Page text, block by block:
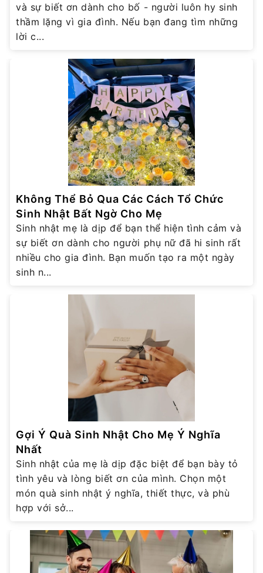
và sự biết ơn dành cho bố - người luôn hy sinh
thầm lặng vì gia đình. Nếu bạn đang tìm những
lời c...
Không Thể Bỏ Qua Các Cách Tổ Chức
Sinh Nhật Bất Ngờ Cho Mẹ
Sinh nhật mẹ là dịp để bạn thể hiện tình cảm và
sự biết ơn dành cho người phụ nữ đã hi sinh rất
nhiều cho gia đình. Bạn muốn tạo ra một ngày
sinh n...
Gợi Ý Quà Sinh Nhật Cho Mẹ Ý Nghĩa
Nhất
Sinh nhật của mẹ là dịp đặc biệt để bạn bày tỏ
tình yêu và lòng biết ơn của mình. Chọn một
món quà sinh nhật ý nghĩa, thiết thực, và phù
hợp với sở...